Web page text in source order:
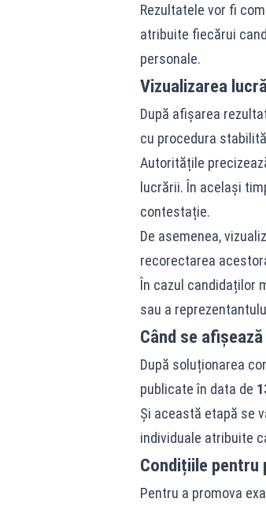
Rezultatele vor fi
atribuite fiecărui
personale.
Vizualizarea
După afișarea
cu procedura
Autoritățile
lucrării. În același
contestație.
De asemenea,
recorectarea
În cazul candidaților
sau a
Când se
După soluționarea
publicate în data de
Și această etapă se
individuale atribuite
Condițiile pentru
Pentru a promova